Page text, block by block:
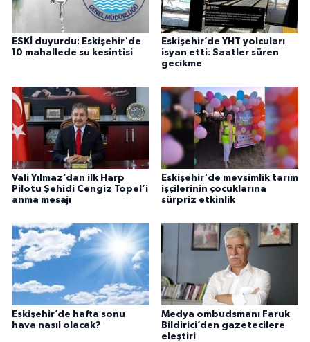
ESKİ duyurdu: Eskişehir'de
10 mahallede su kesintisi
Eskişehir’de YHT yolcuları
isyan etti: Saatler süren
gecikme
Vali Yılmaz’dan ilk Harp
Pilotu Şehidi Cengiz Topel’i
anma mesajı
Eskişehir'de mevsimlik tarım
işçilerinin çocuklarına
sürpriz etkinlik
Eskişehir’de hafta sonu
hava nasıl olacak?
Medya ombudsmanı Faruk
Bildirici’den gazetecilere
eleştiri